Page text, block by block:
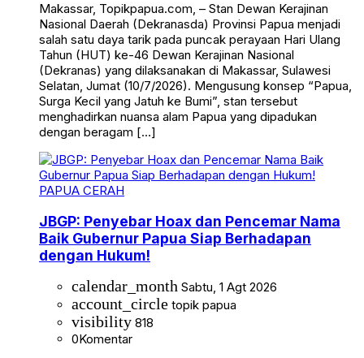
Makassar, Topikpapua.com, – Stan Dewan Kerajinan
Nasional Daerah (Dekranasda) Provinsi Papua menjadi
salah satu daya tarik pada puncak perayaan Hari Ulang
Tahun (HUT) ke-46 Dewan Kerajinan Nasional
(Dekranas) yang dilaksanakan di Makassar, Sulawesi
Selatan, Jumat (10/7/2026). Mengusung konsep “Papua,
Surga Kecil yang Jatuh ke Bumi”, stan tersebut
menghadirkan nuansa alam Papua yang dipadukan
dengan beragam […]
PAPUA CERAH
JBGP: Penyebar Hoax dan Pencemar Nama
Baik Gubernur Papua Siap Berhadapan
dengan Hukum!
calendar_month Sabtu, 1 Agt 2026
account_circle topik papua
visibility 818
0Komentar